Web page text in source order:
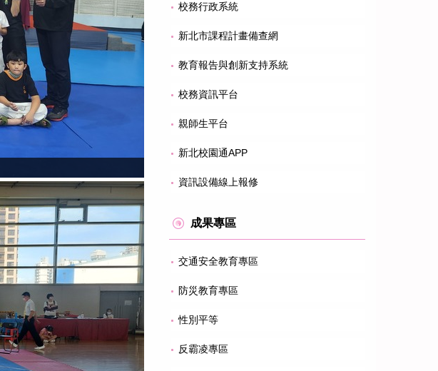
校務行政系統
新北市課程計畫備查網
教育報告與創新支持系統
校務資訊平台
親師生平台
新北校園通APP
資訊設備線上報修
成果專區
交通安全教育專區
防災教育專區
性別平等
反霸凌專區